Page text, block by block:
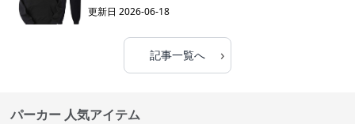
更新日2026-06-18
記事一覧へ ›
パーカー 人気アイテム